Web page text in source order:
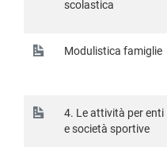
scolastica
Modulistica famiglie
4. Le attività per enti
e società sportive